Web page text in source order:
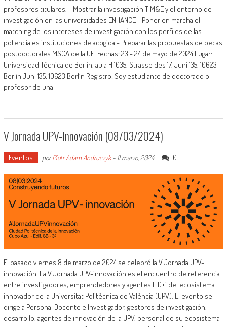
profesores titulares. - Mostrar la investigación TIM&E y el entorno de
investigación en las universidades ENHANCE - Poner en marcha el
matching de los intereses de investigación con los perfiles de las
potenciales instituciones de acogida - Preparar las propuestas de becas
postdoctorales MSCA de la UE. Fechas: 23 - 24 de mayo de 2024 Lugar:
Universidad Técnica de Berlín, aula H 1035, Strasse des 17. Juni 135, 10623
Berlín Juni 135, 10623 Berlín Registro: Soy estudiante de doctorado o
profesor de una
V Jornada UPV-Innovación (08/03/2024)
Eventos porPiotr Adam Andruczyk- 11 marzo, 2024 0
El pasado viernes 8 de marzo de 2024 se celebró la V Jornada UPV-
innovación. La V Jornada UPV-innovación es el encuentro de referencia
entre investigadores, emprendedores y agentes I+D+i del ecosistema
innovador de la Universitat Politècnica de València (UPV). El evento se
dirige a Personal Docente e Investigador, gestores de investigación,
desarrollo, agentes de innovación de la UPV, personal de su ecosistema